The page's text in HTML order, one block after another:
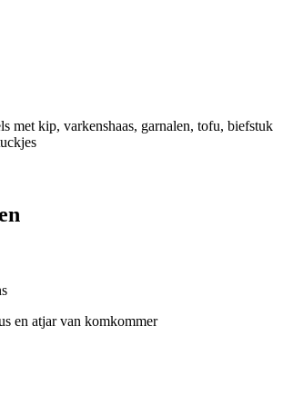
met kip, varkenshaas, garnalen, tofu, biefstuk
en atjar van komkommer